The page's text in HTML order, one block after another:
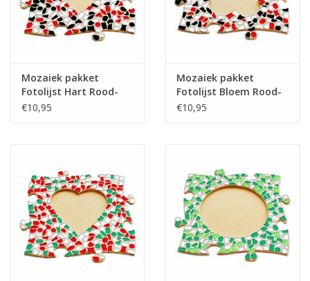
Mozaiek pakket
Fotolijst Hart Rood-
Zwart-Wit
€10,95
Mozaiek pakket
Fotolijst Bloem Rood-
Zwart-Wit
€10,95